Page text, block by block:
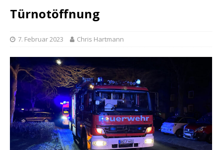
Türnotöffnung
7. Februar 2023 Chris Hartmann